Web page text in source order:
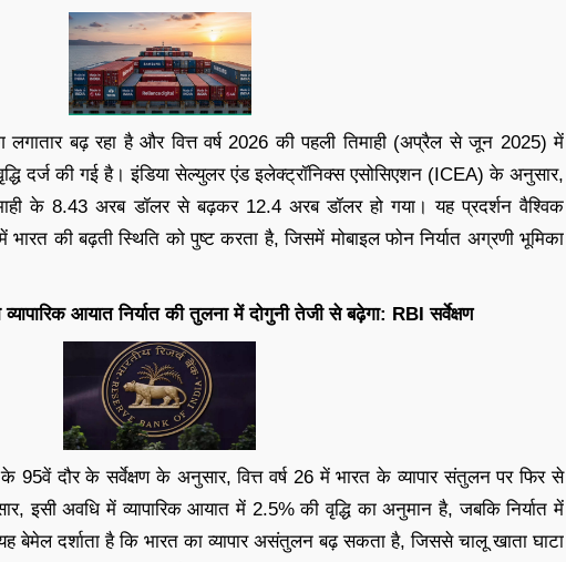
लगातार बढ़ रहा है और वित्त वर्ष 2026 की पहली तिमाही (अप्रैल से जून 2025) में
दर्ज की गई है। इंडिया सेल्युलर एंड इलेक्ट्रॉनिक्स एसोसिएशन (ICEA) के अनुसार,
के 8.43 अरब डॉलर से बढ़कर 12.4 अरब डॉलर हो गया। यह प्रदर्शन वैश्विक
भारत की बढ़ती स्थिति को पुष्ट करता है, जिसमें मोबाइल फोन निर्यात अग्रणी भूमिका
व्यापारिक आयात निर्यात की तुलना में दोगुनी तेजी से बढ़ेगा: RBI सर्वेक्षण
95वें दौर के सर्वेक्षण के अनुसार, वित्त वर्ष 26 में भारत के व्यापार संतुलन पर फिर से
इसी अवधि में व्यापारिक आयात में 2.5% की वृद्धि का अनुमान है, जबकि निर्यात में
बेमेल दर्शाता है कि भारत का व्यापार असंतुलन बढ़ सकता है, जिससे चालू खाता घाटा